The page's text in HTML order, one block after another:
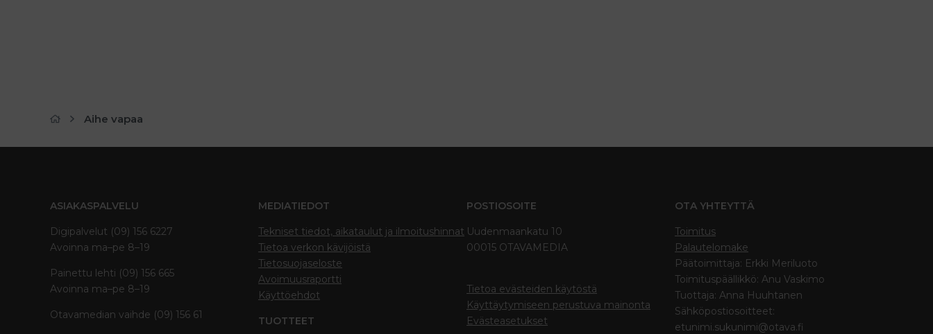
Aihe vapaa
ASIAKASPALVELU
Digipalvelut (09) 156 6227
Avoinna ma–pe 8–19
Painettu lehti (09) 156 665
Avoinna ma–pe 8–19
Otavamedian vaihde (09) 156 61
MEDIATIEDOT
Tekniset tiedot, aikataulut ja ilmoitushinnat
Tietoa verkon kävijöistä
Tietosuojaseloste
Avoimuusraportti
Käyttöehdot
TUOTTEET
POSTIOSOITE
Uudenmaankatu 10
00015 OTAVAMEDIA
Tietoa evästeiden käytöstä
Käyttäytymiseen perustuva mainonta
Evästeasetukset
OTA YHTEYTTÄ
Toimitus
Palautelomake
Päätoimittaja: Erkki Meriluoto
Toimituspäällikkö: Anu Vaskimo
Tuottaja: Anna Huuhtanen
Sähköpostiosoitteet:
etunimi.sukunimi@otava.fi